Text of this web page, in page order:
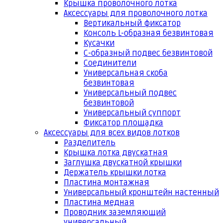
Крышка проволочного лотка
Аксессуары для проволочного лотка
Вертикальный фиксатор
Консоль L-образная безвинтовая
Кусачки
С-образный подвес безвинтовой
Соединители
Универсальная скоба
безвинтовая
Универсальный подвес
безвинтовой
Универсальный суппорт
Фиксатор площадка
Аксессуары для всех видов лотков
Разделитель
Крышка лотка двускатная
Заглушка двускатной крышки
Держатель крышки лотка
Пластина монтажная
Универсальный кронштейн настенный
Пластина медная
Проводник заземляющий